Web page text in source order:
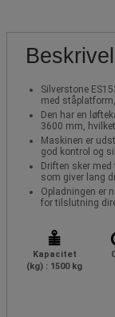
Silverstone
med
Den har en
3600 mm,
Maskinen er
god kontrol og
Driften sker
som giver lang
Opladningen er
for tilslutning
Kapacitet
(kg) : 1500 kg